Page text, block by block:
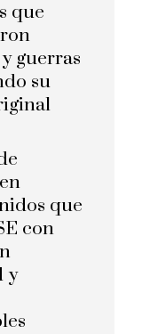
que
guerras
su
que
con
y